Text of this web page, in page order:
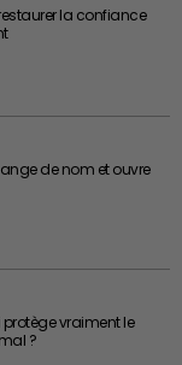
la confiance
de nom et ouvre
vraiment le
?